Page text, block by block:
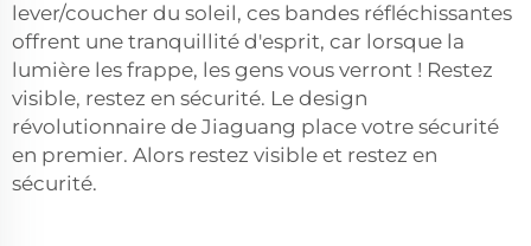
lever/coucher du soleil, ces bandes réfléchissantes
offrent une tranquillité d'esprit, car lorsque la
lumière les frappe, les gens vous verront ! Restez
visible, restez en sécurité. Le design
révolutionnaire de Jiaguang place votre sécurité
en premier. Alors restez visible et restez en
sécurité.